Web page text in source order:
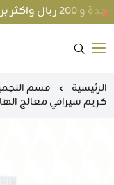
الرئيسية قسم
كريم سيرافي معالج